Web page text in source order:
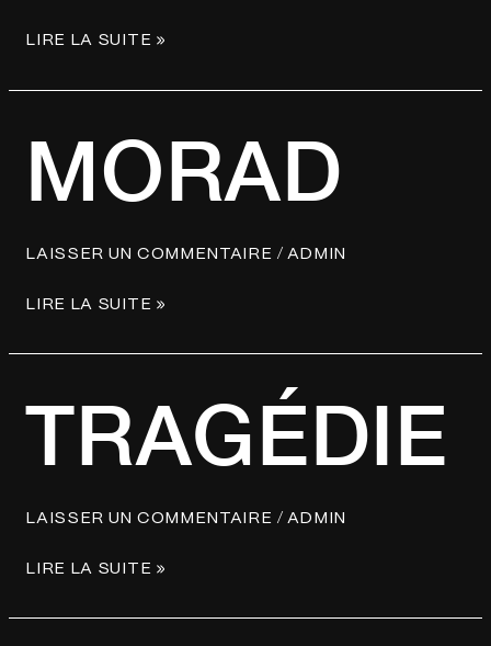
LIRE LA SUITE »
MORAD
LAISSER UN COMMENTAIRE / ADMIN
LIRE LA SUITE »
TRAGÉDIE
LAISSER UN COMMENTAIRE / ADMIN
LIRE LA SUITE »